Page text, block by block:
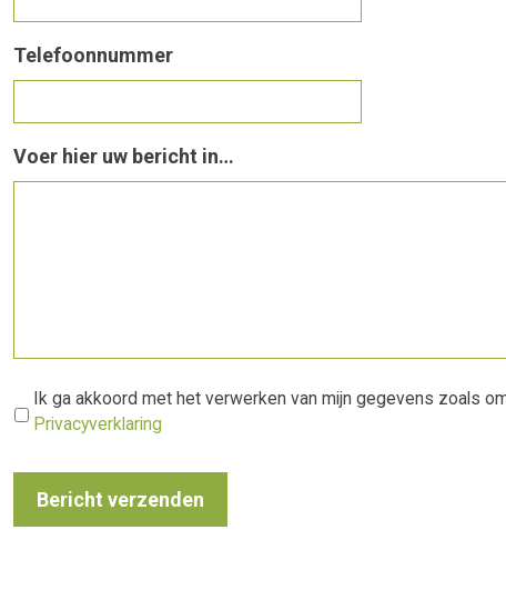
Telefoonnummer
Voer hier uw bericht in…
Ik ga akkoord met het verwerken van mijn gegevens zoals
Privacyverklaring